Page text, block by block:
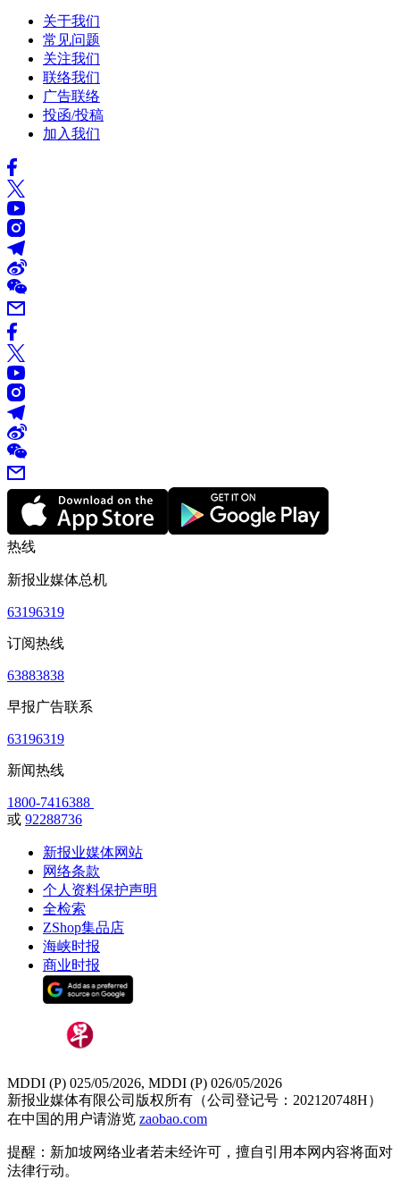
关于我们
常见问题
关注我们
联络我们
广告联络
投函/投稿
加入我们
热线
新报业媒体总机
63196319
订阅热线
63883838
早报广告联系
63196319
新闻热线
1800-7416388
或 92288736
新报业媒体网站
网络条款
个人资料保护声明
全检索
ZShop集品店
海峡时报
商业时报
MDDI (P) 025/05/2026, MDDI (P) 026/05/2026
新报业媒体有限公司版权所有（公司登记号：202120748H）
在中国的用户请游览 zaobao.com
提醒：新加坡网络业者若未经许可，擅自引用本网内容将面对
法律行动。